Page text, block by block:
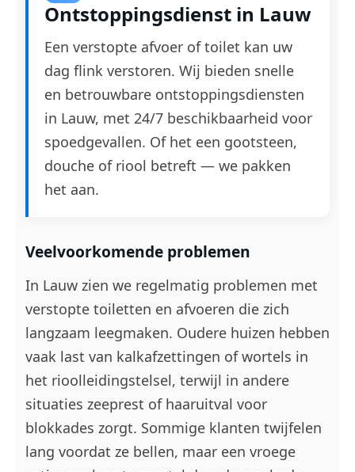
Ontstoppingsdienst in Lauw
Een verstopte afvoer of toilet kan uw
dag flink verstoren. Wij bieden snelle
en betrouwbare ontstoppingsdiensten
in Lauw, met 24/7 beschikbaarheid voor
spoedgevallen. Of het een gootsteen,
douche of riool betreft — we pakken
het aan.
Veelvoorkomende problemen
In Lauw zien we regelmatig problemen met
verstopte toiletten en afvoeren die zich
langzaam leegmaken. Oudere huizen hebben
vaak last van kalkafzettingen of wortels in
het rioolleidingstelsel, terwijl in andere
situaties zeeprest of haaruitval voor
blokkades zorgt. Sommige klanten twijfelen
lang voordat ze bellen, maar een vroege